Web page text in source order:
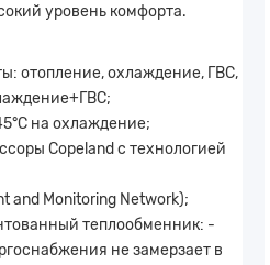
уровень комфорта.
отопление, охлаждение, ГВС,
на охлаждение;
Copeland с технологией
and Monitoring Network);
теплообменник: -
не замерзает в